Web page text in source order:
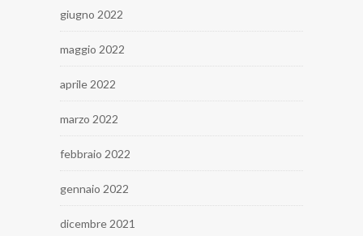
giugno 2022
maggio 2022
aprile 2022
marzo 2022
febbraio 2022
gennaio 2022
dicembre 2021